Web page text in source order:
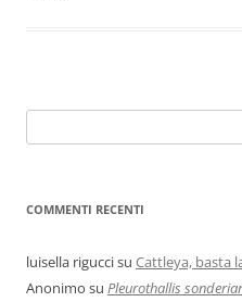
COMMENTI RECENTI
luisella riguccisu Cattleya, basta
Anonimo su Pleurothallis